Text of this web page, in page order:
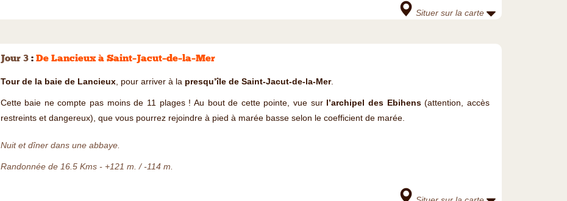
Situer sur la carte
Jour 3: De Lancieux à Saint–Jacut–de–la–Mer
Tour de la baie de Lancieux, pour arriver à la presqu’île de Saint-Jacut-de-la-Mer.
Cette baie ne compte pas moins de 11 plages ! Au bout de cette pointe, vue sur l’archipel des Ebihens(attention, accès
restreints et dangereux), que vous pourrez rejoindre à pied à marée basse selon le coefficient de marée.
Nuit et dîner dans une abbaye.
Randonnée de 16.5 Kms - +121 m. / -114 m.